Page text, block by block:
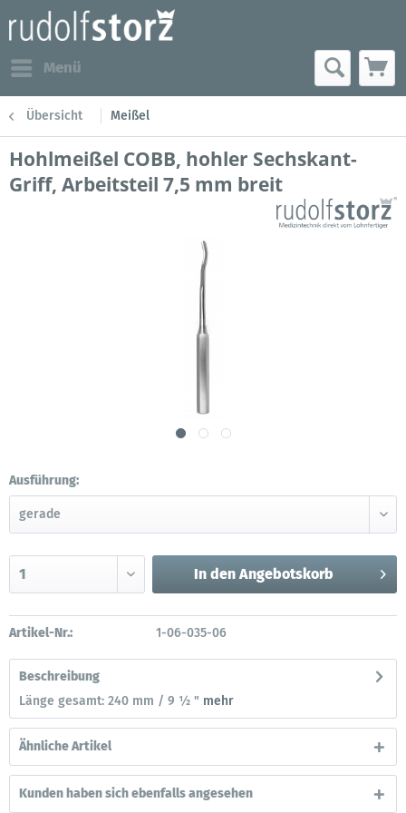
Menü
Übersicht Meißel
Hohlmeißel COBB, hohler Sechskant-
Griff, Arbeitsteil 7,5 mm breit
Ausführung:
In den Angebotskorb
Artikel-Nr.: 1-06-035-06
Beschreibung
Länge gesamt: 240 mm / 9 ½ " mehr
Ähnliche Artikel
Kunden haben sich ebenfalls angesehen